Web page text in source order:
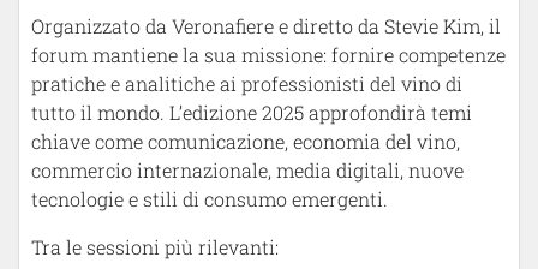
Organizzato da Veronafiere e diretto da Stevie Kim, il
forum mantiene la sua missione: fornire competenze
pratiche e analitiche ai professionisti del vino di
tutto il mondo. L’edizione 2025 approfondirà temi
chiave come comunicazione, economia del vino,
commercio internazionale, media digitali, nuove
tecnologie e stili di consumo emergenti.
Tra le sessioni più rilevanti: